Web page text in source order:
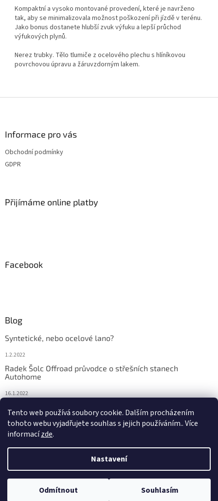
Tento web používá soubory cookie. Dalším procházením
tohoto webu vyjadřujete souhlas s jejich používáním.. Více
informacízde.
Nastavení
Odmítnout Souhlasím
Kompaktní a vysoko montované provedení, které je navrženo
tak, aby se minimalizovala možnost poškození při jízdě v terénu.
Jako bonus dostanete hlubší zvuk výfuku a lepší průchod
výfukových plynů.
Nerez trubky. Tělo tlumiče z ocelového plechu s hlíníkovou
povrchovou úpravu a žáruvzdorným lakem.
Informace pro vás
Obchodní podmínky
GDPR
Přijímáme online platby
Facebook
Blog
Syntetické, nebo ocelové lano?
1.2.2022
Radek Šolc Offroad průvodce o střešních stanech
Autohome
16.1.2022
4.2.2021
Vytvořil Shoptet
Copyright 2026TOOMICH 4x4 E-shop . Všechna práva vyhrazena.